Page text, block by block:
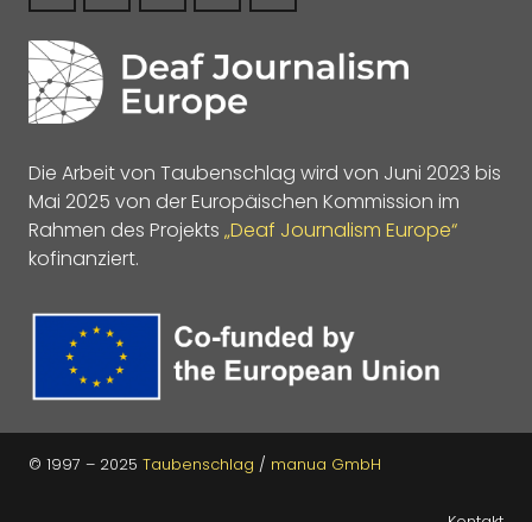
Die Arbeit von Taubenschlag wird von Juni 2023 bis
Mai 2025 von der Europäischen Kommission im
Rahmen des Projekts „Deaf Journalism Europe“
kofinanziert.
© 1997 – 2025 Taubenschlag / manua GmbH